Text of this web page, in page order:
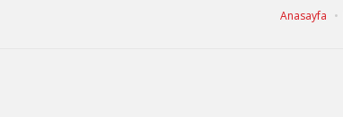
Anasayfa